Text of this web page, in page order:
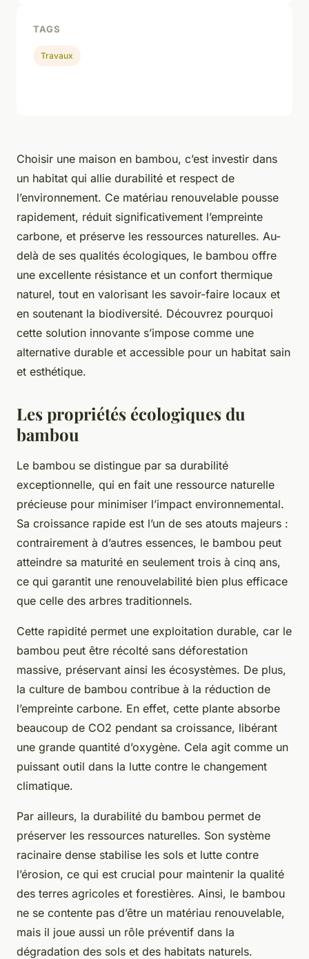
Choisir une maison en bambou, c’est investir dans
un habitat qui allie durabilité et respect de
l’environnement. Ce matériau renouvelable pousse
rapidement, réduit significativement l’empreinte
carbone, et préserve les ressources naturelles. Au-
delà de ses qualités écologiques, le bambou offre
une excellente résistance et un confort thermique
naturel, tout en valorisant les savoir-faire locaux et
en soutenant la biodiversité. Découvrez pourquoi
cette solution innovante s’impose comme une
alternative durable et accessible pour un habitat sain
et esthétique.
Les propriétés écologiques du
bambou
Le bambou se distingue par sa durabilité
exceptionnelle, qui en fait une ressource naturelle
précieuse pour minimiser l’impact environnemental.
Sa croissance rapide est l’un de ses atouts majeurs :
contrairement à d’autres essences, le bambou peut
atteindre sa maturité en seulement trois à cinq ans,
ce qui garantit une renouvelabilité bien plus efficace
que celle des arbres traditionnels.
Cette rapidité permet une exploitation durable, car le
bambou peut être récolté sans déforestation
massive, préservant ainsi les écosystèmes. De plus,
la culture de bambou contribue à la réduction de
l’empreinte carbone. En effet, cette plante absorbe
beaucoup de CO2 pendant sa croissance, libérant
une grande quantité d’oxygène. Cela agit comme un
puissant outil dans la lutte contre le changement
climatique.
Par ailleurs, la durabilité du bambou permet de
préserver les ressources naturelles. Son système
racinaire dense stabilise les sols et lutte contre
l’érosion, ce qui est crucial pour maintenir la qualité
des terres agricoles et forestières. Ainsi, le bambou
ne se contente pas d’être un matériau renouvelable,
mais il joue aussi un rôle préventif dans la
dégradation des sols et des habitats naturels.
TAGS
Travaux